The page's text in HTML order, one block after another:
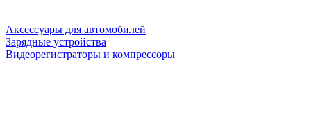
Аксессуары для автомобилей
Зарядные устройства
Видеорегистраторы и компрессоры